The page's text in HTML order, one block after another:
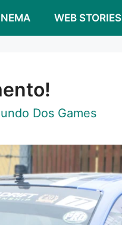
WEB STORIES
Dos Games